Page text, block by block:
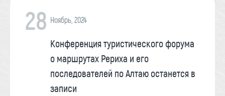
28 Ноябрь, 2024
Конференция туристического форума
о маршрутах Рериха и его
последователей по Алтаю останется в
записи